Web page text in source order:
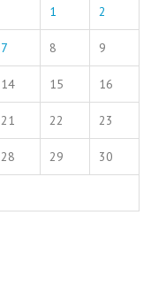
1 2
7 8 9
14 15 16
21 22 23
28 29 30